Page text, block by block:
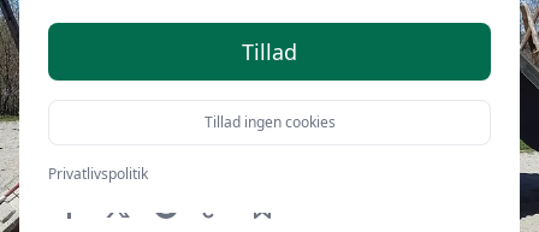
Af Kbhguide.dk
Tillad
Tillad ingen cookies
Privatlivspolitik